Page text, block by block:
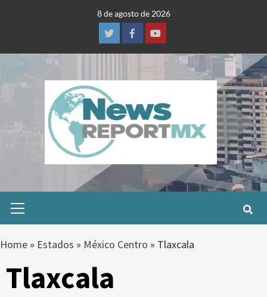
8 de agosto de 2026
TwitterFacebookYoutube
Menu
Home » Estados » México Centro » Tlaxcala
Tlaxcala